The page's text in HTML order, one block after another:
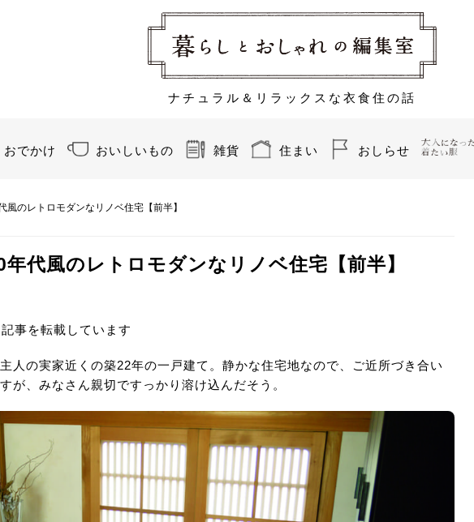
ナチュラル＆リラックスな衣食住の話
おでかけ おいしいもの 雑貨 住まい おしらせ
風のレトロモダンなリノベ住宅【前半】
代風のレトロモダンなリノベ住宅【前半】
事を転載しています
人の実家近くの築22年の一戸建て。静かな住宅地なので、ご近所づき合い
が、みなさん親切ですっかり溶け込んだそう。